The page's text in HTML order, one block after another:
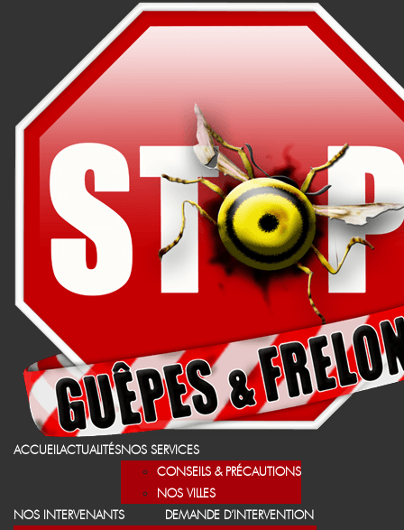
ACCUEILACTUALITÉSNOS SERVICES
CONSEILS & PRÉCAUTIONS
NOS VILLES
NOS INTERVENANTS
DEMANDE D’INTERVENTION